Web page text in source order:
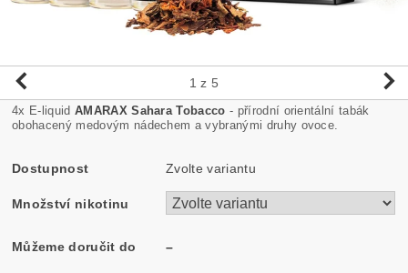
1 z 5
4x E-liquid AMARAX Sahara Tobacco - přírodní orientální tabák
obohacený medovým nádechem a vybranými druhy ovoce.
Dostupnost Zvolte variantu
Množství nikotinu
Můžeme doručit do –